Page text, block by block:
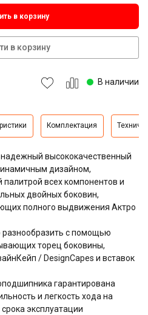
в корзину
в корзину
В наличии
Комплектация
высококачественный
дизайном,
всех компонентов и
двойных боковин,
полного выдвижения Актро
с помощью
торец боковины,
/ DesignCapes и вставок
гарантирована
и легкость хода на
эксплуатации